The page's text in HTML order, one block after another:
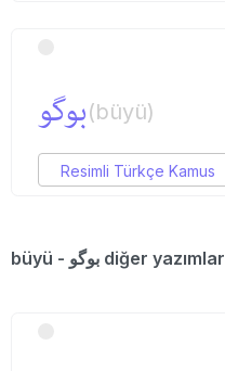
بوگو(büyü)
Resimli Türkçe Kamus
büyü - بوگو diğer yazımlar